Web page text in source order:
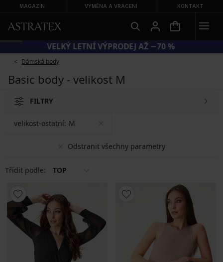
MAGAZÍN VÝMĚNA A VRÁCENÍ KONTAKT
VELKÝ LETNÍ VÝPRODEJ AŽ −70 %
Dámská body
Basic body - velikost M
FILTRY
Odstranit všechny parametry
velikost-ostatní: M
Třídit podle: TOP